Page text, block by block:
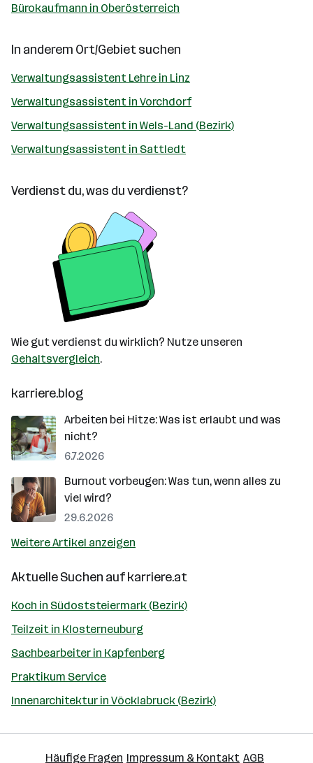
Bürokaufmann in Oberösterreich
In anderem Ort/Gebiet suchen
Verwaltungsassistent Lehre in Linz
Verwaltungsassistent in Vorchdorf
Verwaltungsassistent in Wels-Land (Bezirk)
Verwaltungsassistent in Sattledt
Verdienst du, was du verdienst?
Wie gut verdienst du wirklich? Nutze unseren
Gehaltsvergleich.
karriere.blog
Arbeiten bei Hitze: Was ist erlaubt und was
nicht?
6.7.2026
Burnout vorbeugen: Was tun, wenn alles zu
viel wird?
29.6.2026
Weitere Artikel anzeigen
Aktuelle Suchen aufkarriere.at
Koch in Südoststeiermark (Bezirk)
Teilzeit in Klosterneuburg
Sachbearbeiter in Kapfenberg
Praktikum Service
Innenarchitektur in Vöcklabruck (Bezirk)
Häufige Fragen Impressum & Kontakt AGB